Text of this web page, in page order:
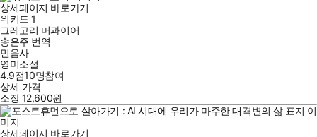
상세페이지 바로가기
위키드 1
그레고리 머과이어
송은주 번역
민음사
영미소설
4.9점10명참여
상세 가격
소장12,600원
상세페이지 바로가기